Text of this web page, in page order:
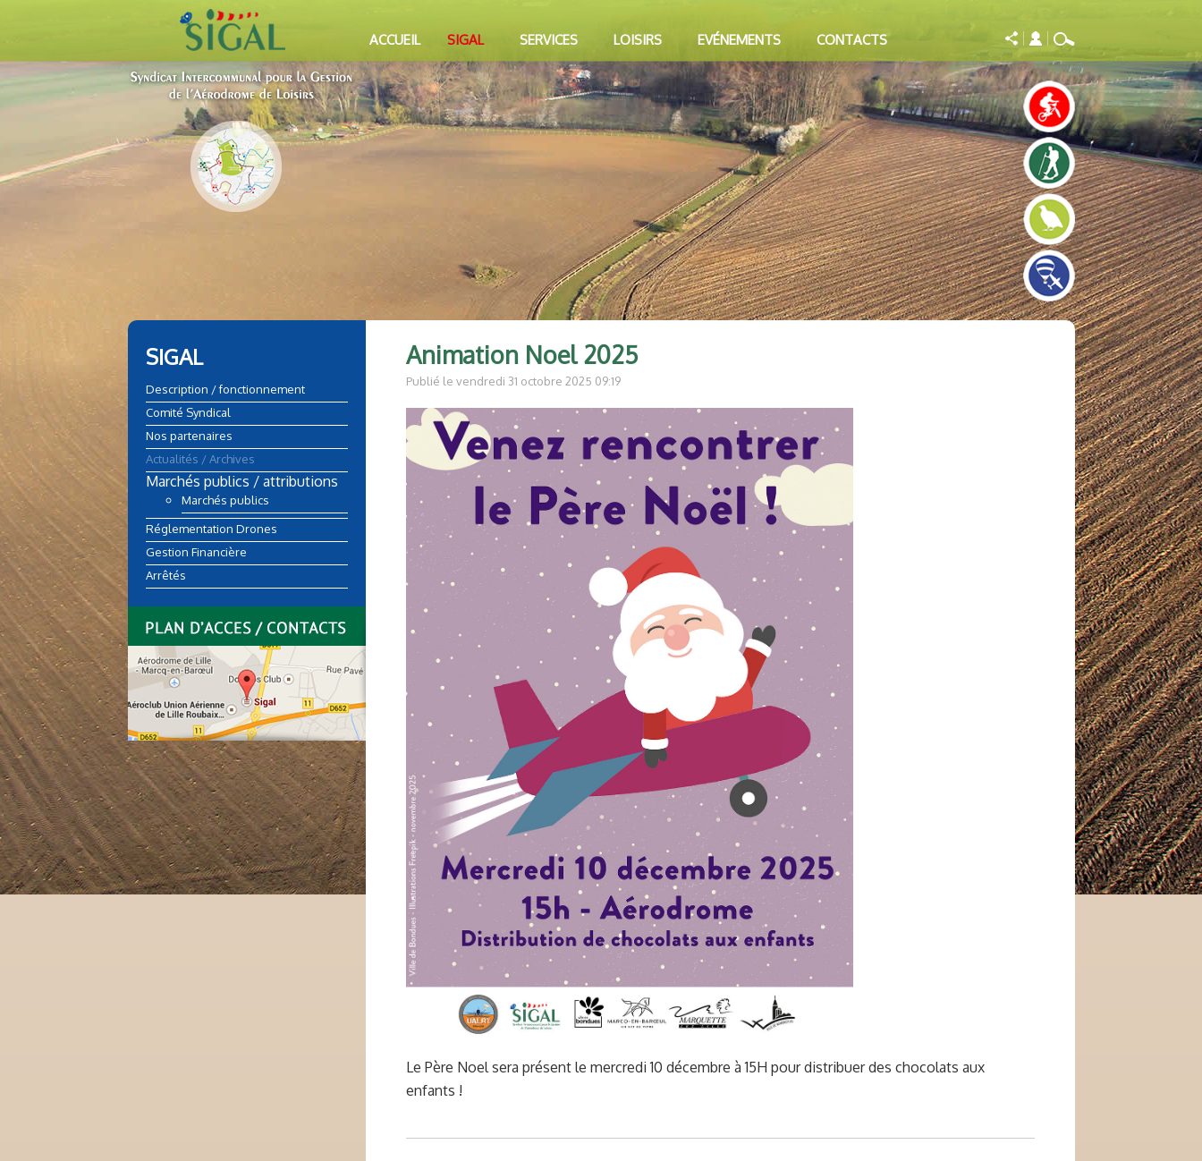
ACCUEIL SIGAL SERVICES LOISIRS EVÉNEMENTS CONTACTS
SIGAL
Description / fonctionnement
Comité Syndical
Nos partenaires
Actualités / Archives
Marchés publics / attributions
Marchés publics
Réglementation Drones
Gestion Financière
Arrêtés
Animation Noel 2025
Publié le vendredi 31 octobre 2025 09:19
Le Père Noel sera présent le mercredi 10 décembre à 15H pour distribuer des chocolats aux
enfants !